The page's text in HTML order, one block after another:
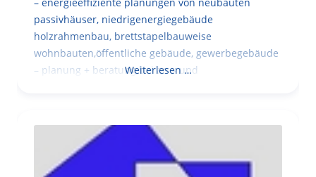
passivhäuser, niedrigenergiegebäude
holzrahmenbau, brettstapelbauweise
wohnbauten,öffentliche gebäude, gewerbegebäude
– planung + beratung bei an – und
Weiterlesen …